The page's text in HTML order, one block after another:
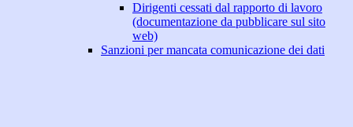
Dirigenti cessati dal rapporto di lavoro
(documentazione da pubblicare sul sito
web)
Sanzioni per mancata comunicazione dei dati